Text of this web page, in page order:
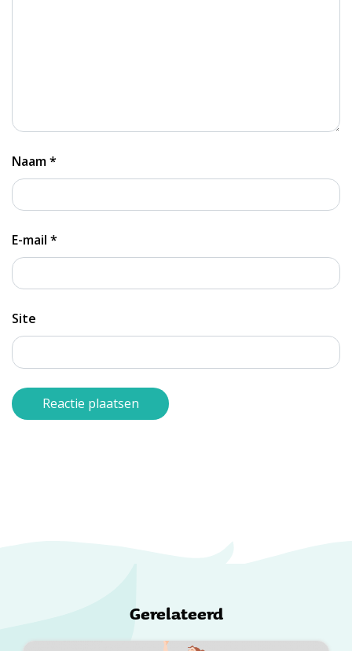
Naam*
E-mail *
Site
Gerelateerd